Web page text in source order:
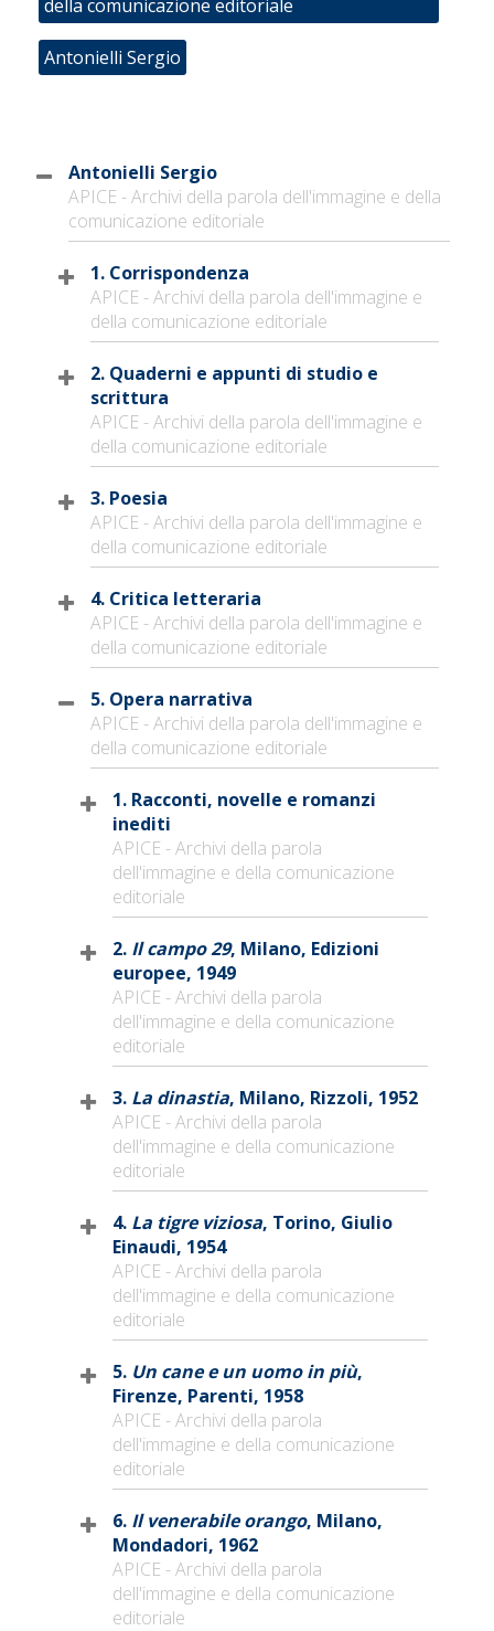
della comunicazione editoriale
Antonielli Sergio
Antonielli Sergio
APICE - Archivi della parola dell'immagine e della
comunicazione editoriale
1. Corrispondenza
APICE - Archivi della parola dell'immagine e
della comunicazione editoriale
2. Quaderni e appunti di studio e
scrittura
APICE - Archivi della parola dell'immagine e
della comunicazione editoriale
3. Poesia
APICE - Archivi della parola dell'immagine e
della comunicazione editoriale
4. Critica letteraria
APICE - Archivi della parola dell'immagine e
della comunicazione editoriale
5. Opera narrativa
APICE - Archivi della parola dell'immagine e
della comunicazione editoriale
1. Racconti, novelle e romanzi
inediti
APICE - Archivi della parola
dell'immagine e della comunicazione
editoriale
2. Il campo 29, Milano, Edizioni
europee, 1949
APICE - Archivi della parola
dell'immagine e della comunicazione
editoriale
3. La dinastia, Milano, Rizzoli, 1952
APICE - Archivi della parola
dell'immagine e della comunicazione
editoriale
4. La tigre viziosa, Torino, Giulio
Einaudi, 1954
APICE - Archivi della parola
dell'immagine e della comunicazione
editoriale
5. Un cane e un uomo in più,
Firenze, Parenti, 1958
APICE - Archivi della parola
dell'immagine e della comunicazione
editoriale
6. Il venerabile orango, Milano,
Mondadori, 1962
APICE - Archivi della parola
dell'immagine e della comunicazione
editoriale